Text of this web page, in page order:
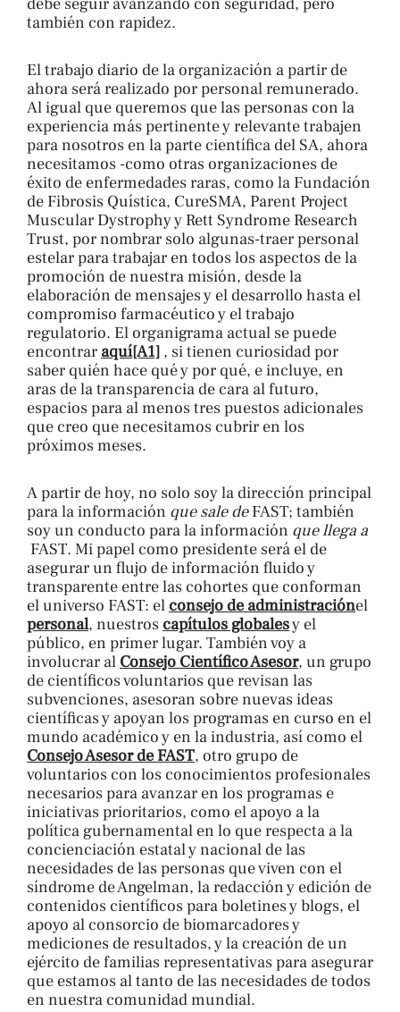
debe seguir avanzando con seguridad, pero
también con rapidez.
El trabajo diario de la organización a partir de
ahora será realizado por personal remunerado.
Al igual que queremos que las personas con la
experiencia más pertinente y relevante trabajen
para nosotros en la parte científica del SA, ahora
necesitamos -como otras organizaciones de
éxito de enfermedades raras, como la Fundación
de Fibrosis Quística, CureSMA, Parent Project
Muscular Dystrophy y Rett Syndrome Research
Trust, por nombrar solo algunas-traer personal
estelar para trabajar en todos los aspectos de la
promoción de nuestra misión, desde la
elaboración de mensajes y el desarrollo hasta el
compromiso farmacéutico y el trabajo
regulatorio. El organigrama actual se puede
encontrar aquí[A1] , si tienen curiosidad por
saber quién hace qué y por qué, e incluye, en
aras de la transparencia de cara al futuro,
espacios para al menos tres puestos adicionales
que creo que necesitamos cubrir en los
próximos meses.
A partir de hoy, no solo soy la dirección principal
para la información que sale deFAST; también
soy un conducto para la información que llega a
FAST. Mi papel como presidente será el de
asegurar un flujo de información fluido y
transparente entre las cohortes que conforman
el universo FAST: el consejo de administraciónel
personal, nuestros capítulos globalesy el
público, en primer lugar. También voy a
involucrar al Consejo Científico Asesor, un grupo
de científicos voluntarios que revisan las
subvenciones, asesoran sobre nuevas ideas
científicas y apoyan los programas en curso en el
mundo académico y en la industria, así como el
Consejo Asesor de FAST, otro grupo de
voluntarios con los conocimientos profesionales
necesarios para avanzar en los programas e
iniciativas prioritarios, como el apoyo a la
política gubernamental en lo que respecta a la
concienciación estatal y nacional de las
necesidades de las personas que viven con el
síndrome de Angelman, la redacción y edición de
contenidos científicos para boletines y blogs, el
apoyo al consorcio de biomarcadores y
mediciones de resultados, y la creación de un
ejército de familias representativas para asegurar
que estamos al tanto de las necesidades de todos
en nuestra comunidad mundial.